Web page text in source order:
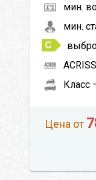
мин.
мин.
Класс
Цена от